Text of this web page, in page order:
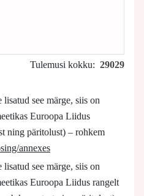
Tulemusi kokku: 29029
see märge, siis on
Euroopa Liidus
ning päritolust) – rohkem
annexes
see märge, siis on
Euroopa Liidus rangelt